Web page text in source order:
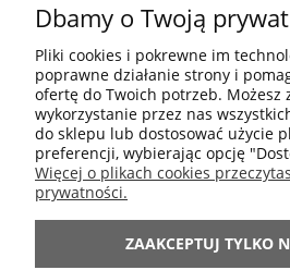
POMOC
MOJE
Dbamy o Twoją
Pliki cookies i pokrewne im
poprawne działanie strony i
ofertę do Twoich potrzeb. Możesz
wykorzystanie przez nas
do sklepu lub dostosować użycie
preferencji, wybierając opcję
Więcej o plikach cookies
prywatności.
ZAAKCEPTUJ TYLKO